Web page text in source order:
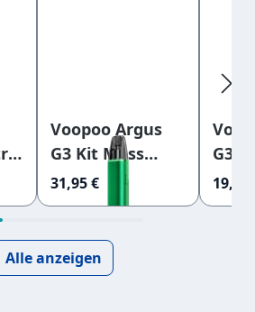
Voopoo Argus
G3 Kit Moss
Green
31,95 €
G3
19,95
Alle anzeigen